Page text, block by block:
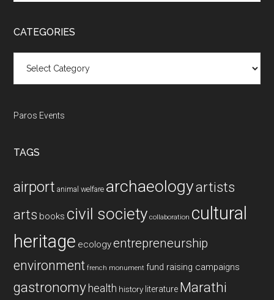
CATEGORIES
Paros Events
TAGS
airport animal welfare archaeologyartists
arts books civil society collaboration cultural
heritage ecologyentrepreneurship
environment french monument fund raising campaigns
gastronomy health history literature Marathi